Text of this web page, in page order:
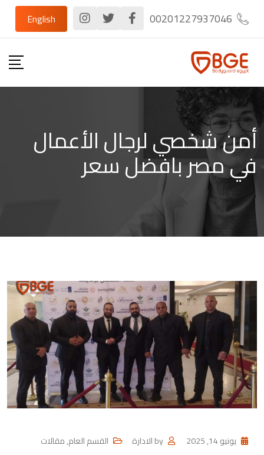
content
00201227937046
English
أمن شخصي لرجال الأعمال
في مصر بافضل سعر
يونيو 14, 2025 byالادارة القسم العام,مقالات